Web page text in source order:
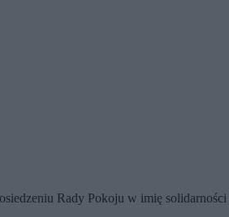
Rady Pokoju w imię